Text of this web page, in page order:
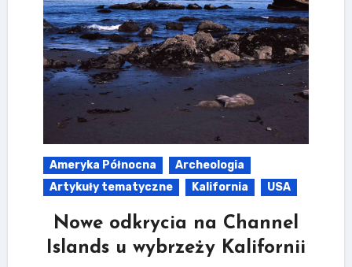
Ameryka Północna
Archeologia
Artykuły tematyczne
Kalifornia USA
Nowe odkrycia na Channel
Islands u wybrzeży Kalifornii